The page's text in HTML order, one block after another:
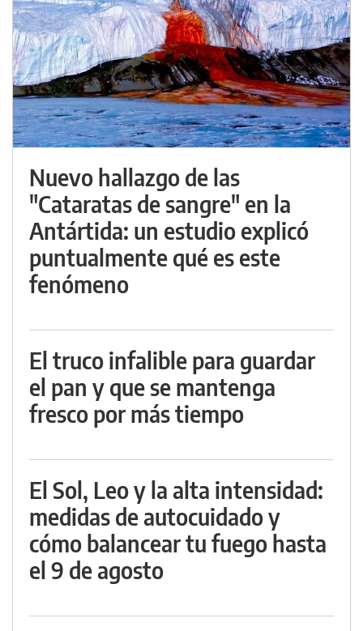
Nuevo hallazgo de las
"Cataratas de sangre" en la
Antártida: un estudio explicó
puntualmente qué es este
fenómeno
El truco infalible para guardar
el pan y que se mantenga
fresco por más tiempo
El Sol, Leo y la alta intensidad:
medidas de autocuidado y
cómo balancear tu fuego hasta
el 9 de agosto